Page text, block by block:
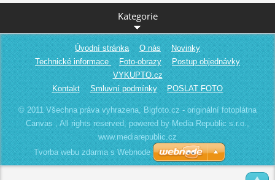
Kategorie
Úvodní stránka O nás
Novinky
Technické informace
Foto-obrazy
Postup objednávky
VYKUPTO.cz
Kontakt
Smluvní podmínky POSLAT FOTO
© 2011 Všechna práva vyhrazena, Bigfoto.cz - originální fotoplátna
Canvas , All rights reserved, powered by Media Republic s.r.o.,
www.mediarepublic.cz
Tvorba webu zdarma s Webnode